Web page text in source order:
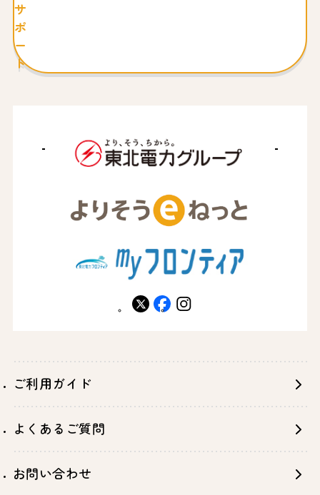
サ
ポ
ー
ト
X facebookinstagram
ご利用ガイド
よくあるご質問
お問い合わせ